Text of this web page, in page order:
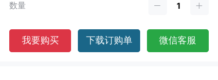
数量
我要购买 下载订购单 微信客服